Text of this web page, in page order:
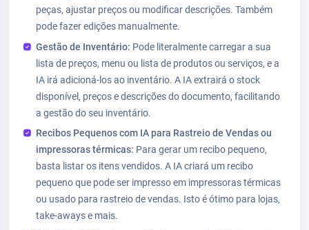
peças, ajustar preços ou modificar descrições. Também
pode fazer edições manualmente.
Gestão de Inventário: Pode literalmente carregar a sua
lista de preços, menu ou lista de produtos ou serviços, e a
IA irá adicioná-los ao inventário. A IA extrairá o stock
disponível, preços e descrições do documento, facilitando
a gestão do seu inventário.
Recibos Pequenos com IA para Rastreio de Vendas ou
impressoras térmicas: Para gerar um recibo pequeno,
basta listar os itens vendidos. A IA criará um recibo
pequeno que pode ser impresso em impressoras térmicas
ou usado para rastreio de vendas. Isto é ótimo para lojas,
take-aways e mais.